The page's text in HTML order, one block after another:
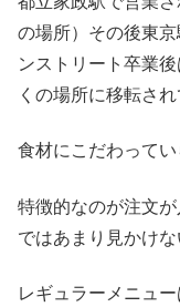
の場所）その後東
ンストリート卒業
くの場所に移転され
食材にこだわってい
特徴的なのが注文
ではあまり見かけ
レギュラーメニュ